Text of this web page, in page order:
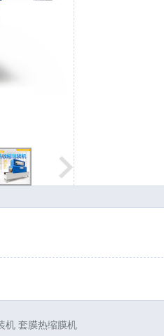
机 套膜热缩膜机